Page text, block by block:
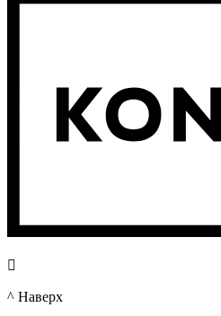

^ Наверх